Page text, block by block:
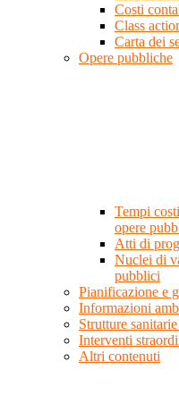
Costi
Class
Carta dei
Opere pubbliche
Tempi
opere
Atti di
Nuclei di
pubblici
Pianificazione e
Informazioni
Strutture
Interventi
Altri contenuti